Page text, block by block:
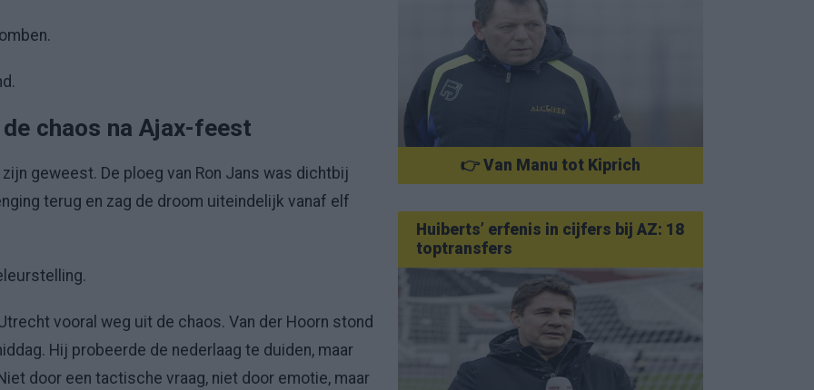
chaos na Ajax-feest
geweest. De ploeg van Ron Jans was dichtbij
terug en zag de droom uiteindelijk vanaf elf
vooral weg uit de chaos. Van der Hoorn stond
Hij probeerde de nederlaag te duiden, maar
door een tactische vraag, niet door emotie, maar
👉 Van Manu tot Kiprich
Huiberts’ erfenis in cijfers bij AZ: 18
toptransfers